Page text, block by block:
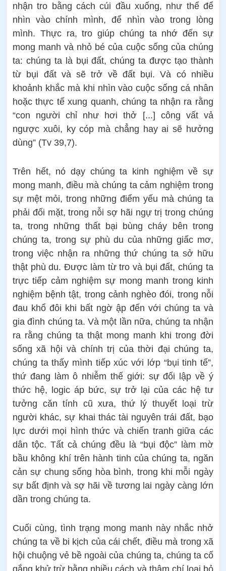
nhận tro bằng cách cúi đầu xuống, như thể để
nhìn vào chính mình, để nhìn vào trong lòng
mình. Thực ra, tro giúp chúng ta nhớ đến sự
mong manh và nhỏ bé của cuộc sống của chúng
ta: chúng ta là bụi đất, chúng ta được tạo thành
từ bụi đất và sẽ trở về đất bụi. Và có nhiều
khoảnh khắc mà khi nhìn vào cuộc sống cá nhân
hoặc thực tế xung quanh, chúng ta nhận ra rằng
“con người chỉ như hơi thở [...] công vất vả
ngược xuôi, ky cóp mà chẳng hay ai sẽ hưởng
dùng” (Tv 39,7).
Trên hết, nó dạy chúng ta kinh nghiệm về sự
mong manh, điều mà chúng ta cảm nghiệm trong
sự mệt mỏi, trong những điểm yếu mà chúng ta
phải đối mặt, trong nỗi sợ hãi ngự trị trong chúng
ta, trong những thất bại bùng cháy bên trong
chúng ta, trong sự phù du của những giấc mơ,
trong việc nhận ra những thứ chúng ta sở hữu
thật phù du. Được làm từ tro và bụi đất, chúng ta
trực tiếp cảm nghiệm sự mong manh trong kinh
nghiệm bệnh tật, trong cảnh nghèo đói, trong nỗi
đau khổ đôi khi bất ngờ ập đến với chúng ta và
gia đình chúng ta. Và một lần nữa, chúng ta nhận
ra rằng chúng ta thật mong manh khi trong đời
sống xã hội và chính trị của thời đại chúng ta,
chúng ta thấy mình tiếp xúc với lớp “bụi tinh tế”,
thứ đang làm ô nhiễm thế giới: sự đối lập về ý
thức hệ, logic áp bức, sự trở lại của các hệ tư
tưởng căn tính cũ xưa, thứ lý thuyết loại trừ
người khác, sự khai thác tài nguyên trái đất, bạo
lực dưới mọi hình thức và chiến tranh giữa các
dân tộc. Tất cả chúng đều là “bụi độc” làm mờ
bầu không khí trên hành tinh của chúng ta, ngăn
cản sự chung sống hòa bình, trong khi mỗi ngày
sự bất định và sợ hãi về tương lai ngày càng lớn
dần trong chúng ta.
Cuối cùng, tình trạng mong manh này nhắc nhở
chúng ta về bi kịch của cái chết, điều mà trong xã
hội chuộng vẻ bề ngoài của chúng ta, chúng ta cố
gắng khử trừ bằng nhiều cách và thậm chí loại bỏ